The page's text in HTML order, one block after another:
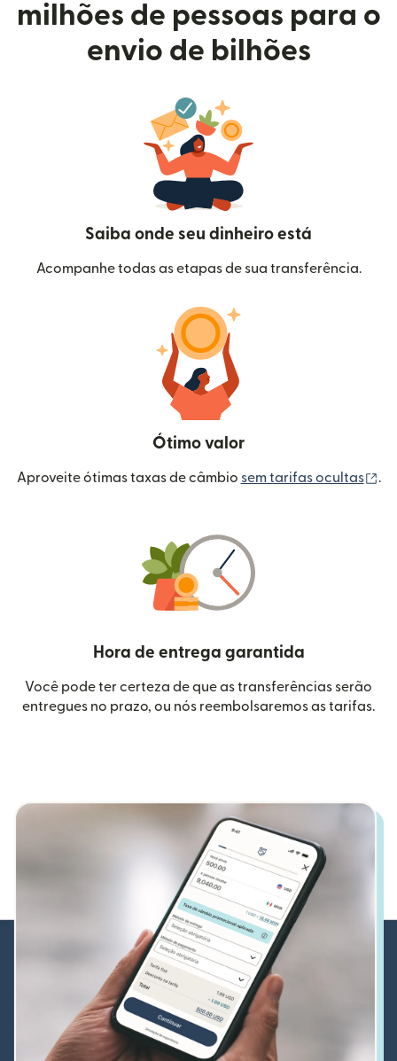
milhões de pessoas para o
envio de bilhões
Saiba onde seu dinheiro está
Acompanhe todas as etapas de sua transferência.
Ótimo valor
Aproveite ótimas taxas de câmbio sem tarifas ocultas .
Hora de entrega garantida
Você pode ter certeza de que as transferências serão
entregues no prazo, ou nós reembolsaremos as tarifas.